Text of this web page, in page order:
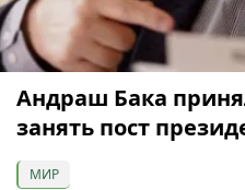
Андраш Бака
занять пост
МИР